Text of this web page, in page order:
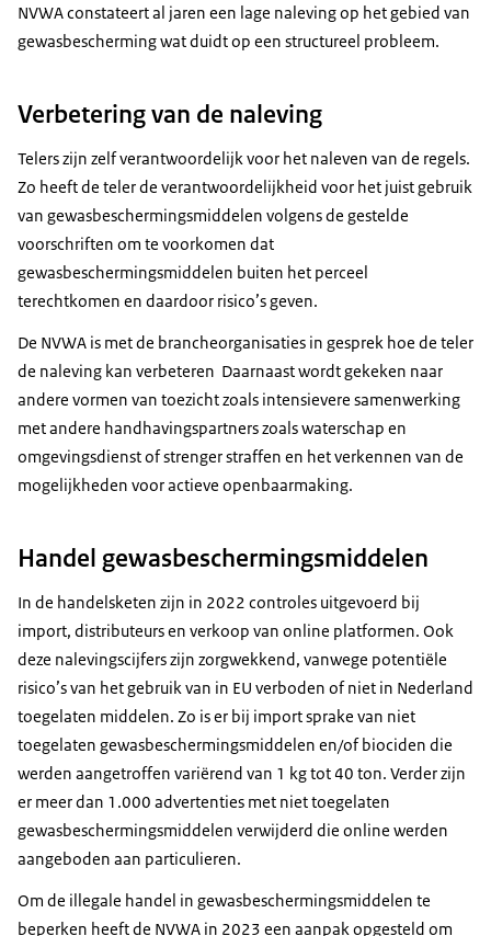
NVWA constateert al jaren een lage naleving op het gebied van
gewasbescherming wat duidt op een structureel probleem.
Verbetering van de naleving
Telers zijn zelf verantwoordelijk voor het naleven van de regels.
Zo heeft de teler de verantwoordelijkheid voor het juist gebruik
van gewasbeschermingsmiddelen volgens de gestelde
voorschriften om te voorkomen dat
gewasbeschermingsmiddelen buiten het perceel
terechtkomen en daardoor risico’s geven.
De NVWA is met de brancheorganisaties in gesprek hoe de teler
de naleving kan verbeteren Daarnaast wordt gekeken naar
andere vormen van toezicht zoals intensievere samenwerking
met andere handhavingspartners zoals waterschap en
omgevingsdienst of strenger straffen en het verkennen van de
mogelijkheden voor actieve openbaarmaking.
Handel gewasbeschermingsmiddelen
In de handelsketen zijn in 2022 controles uitgevoerd bij
import, distributeurs en verkoop van online platformen. Ook
deze nalevingscijfers zijn zorgwekkend, vanwege potentiële
risico’s van het gebruik van in EU verboden of niet in Nederland
toegelaten middelen. Zo is er bij import sprake van niet
toegelaten gewasbeschermingsmiddelen en/of biociden die
werden aangetroffen variërend van 1 kg tot 40 ton. Verder zijn
er meer dan 1.000 advertenties met niet toegelaten
gewasbeschermingsmiddelen verwijderd die online werden
aangeboden aan particulieren.
Om de illegale handel in gewasbeschermingsmiddelen te
beperken heeft de NVWA in 2023 een aanpak opgesteld om